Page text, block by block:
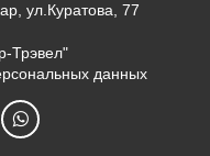
ул.Куратова, 77
Трэвел"
данных